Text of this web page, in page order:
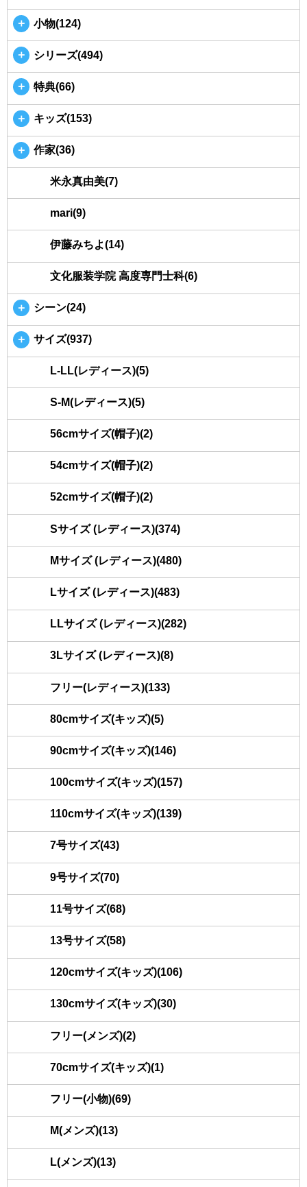
＋ 小物(124)
＋ シリーズ(494)
＋ 特典(66)
＋ キッズ(153)
＋ 作家(36)
米永真由美(7)
mari(9)
伊藤みちよ(14)
文化服装学院 高度専門士科(6)
＋ シーン(24)
＋ サイズ(937)
L-LL(レディース)(5)
S-M(レディース)(5)
56cmサイズ(帽子)(2)
54cmサイズ(帽子)(2)
52cmサイズ(帽子)(2)
Sサイズ (レディース)(374)
Mサイズ (レディース)(480)
Lサイズ (レディース)(483)
LLサイズ (レディース)(282)
3Lサイズ (レディース)(8)
フリー(レディース)(133)
80cmサイズ(キッズ)(5)
90cmサイズ(キッズ)(146)
100cmサイズ(キッズ)(157)
110cmサイズ(キッズ)(139)
7号サイズ(43)
9号サイズ(70)
11号サイズ(68)
13号サイズ(58)
120cmサイズ(キッズ)(106)
130cmサイズ(キッズ)(30)
フリー(メンズ)(2)
70cmサイズ(キッズ)(1)
フリー(小物)(69)
M(メンズ)(13)
L(メンズ)(13)